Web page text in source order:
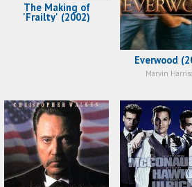
The Making of
'Frailty' (2002)
Everwood
Marvin